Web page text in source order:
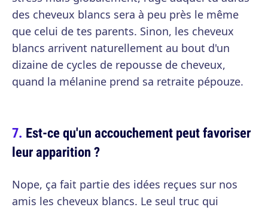
des cheveux blancs sera à peu près le même
que celui de tes parents. Sinon, les cheveux
blancs arrivent naturellement au bout d'un
dizaine de cycles de repousse de cheveux,
quand la mélanine prend sa retraite pépouze.
Est-ce qu'un accouchement peut favoriser
leur apparition ?
Nope, ça fait partie des idées reçues sur nos
amis les cheveux blancs. Le seul truc qui